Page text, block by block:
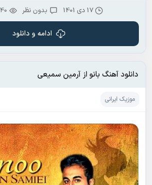
17 دی 1401 بدون نظر 140
ادامه و دانلود
دانلود آهنگ بانو از آرمین سمیعی
موزیک ایرانی